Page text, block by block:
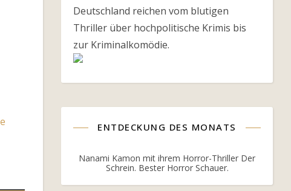
Deutschland reichen vom blutigen
Thriller über hochpolitische Krimis bis
zur Kriminalkomödie.
ENTDECKUNG DES MONATS
Nanami Kamon mit ihrem Horror-Thriller Der
Schrein. Bester Horror Schauer.